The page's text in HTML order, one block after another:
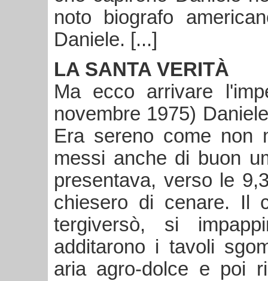
noto biografo
Daniele. [...]
LA SANTA VERITÀ
Ma ecco arrivare
novembre 1975)
Era sereno come non
messi anche di buon
presentava, verso le
chiesero di cenare. Il
tergiversò, si
additarono i tavoli
aria agro-dolce e poi